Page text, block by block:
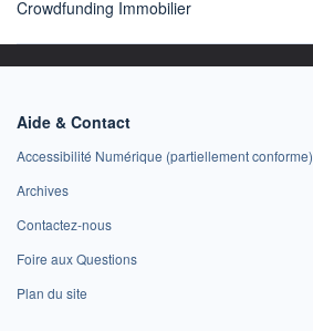
Crowdfunding Immobilier
Aide & Contact
Accessibilité Numérique (partiellement conforme)
Archives
Contactez-nous
Foire aux Questions
Plan du site